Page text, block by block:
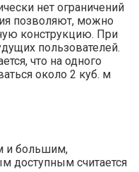
нет ограничений
позволяют, можно
конструкцию. При
пользователей.
что на одного
около 2 куб. м
и большим,
доступным считается